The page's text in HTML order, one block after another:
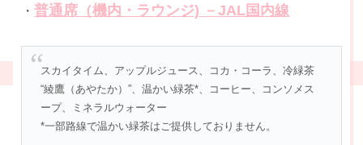
・ 普通席（機内・ラウンジ) －JAL国内線
スカイタイム、アップルジュース、コカ・コーラ、冷緑茶
“綾鷹（あやたか）”、温かい緑茶*、コーヒー、コンソメス
ープ、ミネラルウォーター
*一部路線で温かい緑茶はご提供しておりません。